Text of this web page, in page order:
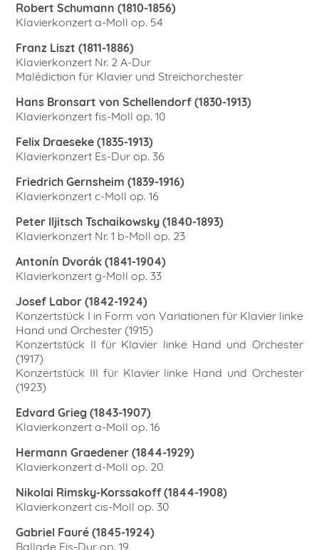
Robert Schumann (1810-1856)
Klavierkonzert a-Moll op. 54
Franz Liszt (1811-1886)
Klavierkonzert Nr. 2 A-Dur
Malédiction für Klavier und Streichorchester
Hans Bronsart von Schellendorf (1830-1913)
Klavierkonzert fis-Moll op. 10
Felix Draeseke (1835-1913)
Klavierkonzert Es-Dur op. 36
Friedrich Gernsheim (1839-1916)
Klavierkonzert c-Moll op. 16
Peter Iljitsch Tschaikowsky (1840-1893)
Klavierkonzert Nr. 1 b-Moll op. 23
Antonín Dvorák (1841-1904)
Klavierkonzert g-Moll op. 33
Josef Labor (1842-1924)
Konzertstück I in Form von Variationen für Klavier linke
Hand und Orchester (1915)
Konzertstück II für Klavier linke Hand und Orchester
(1917)
Konzertstück III für Klavier linke Hand und Orchester
(1923)
Edvard Grieg (1843-1907)
Klavierkonzert a-Moll op. 16
Hermann Graedener (1844-1929)
Klavierkonzert d-Moll op. 20
Nikolai Rimsky-Korssakoff (1844-1908)
Klavierkonzert cis-Moll op. 30
Gabriel Fauré (1845-1924)
Ballade Fis-Dur op. 19